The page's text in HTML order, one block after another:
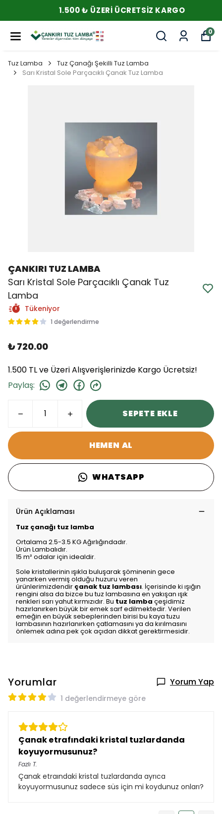
1.500 ₺ ÜZERI ÜCRETSIZ KARGO
0
Tuz Lamba
Tuz Çanağı Şekilli Tuz Lamba
Sarı Kristal Sole Parçacıklı Çanak Tuz Lamba
ÇANKIRI TUZ LAMBA
Sarı Kristal Sole Parçacıklı Çanak Tuz
Lamba
Tükeniyor
1 değerlendirme
₺ 720.00
1.500 TL ve Üzeri Alışverişlerinizde Kargo Ücretsiz!
Paylaş:
SEPETE EKLE
HEMEN AL
WHATSAPP
Ürün Açıklaması
Tuz çanağı tuz lamba
Ortalama 2.5-3.5 KG Ağırlığındadır.
Ürün Lambalıdır.
15 m² odalar için idealdir.
Sole kristallerinin ışıkla buluşarak şöminenin gece
yanarken vermiş olduğu huzuru veren
ürünlerimizdendir çanak tuz lambası. İçerisinde ki ışığın
rengini alsa da bizce bu tuz lambasına en yakışan ışık
renkleri sarı yahut kırmızıdır. Bu tuz lamba çeşidimiz
hazırlanırken büyük bir emek sarf edilmektedir. Verilen
emeğin en büyük sebeplerinden birisi bu kaya tuzu
lambasının hazırlanırken çatlamasını ya da kırılmasını
önlemek adına pek çok açıdan dikkat gerektirmesidir.
Yorumlar Yorum Yap
1 değerlendirmeye göre
Çanak etrafındaki kristal tuzlardanda
koyuyormusunuz?
Fazlı T.
Çanak etraındaki kristal tuzlardanda ayrıca
koyuyormusunuz sadece süs için mi koydunuz onları?